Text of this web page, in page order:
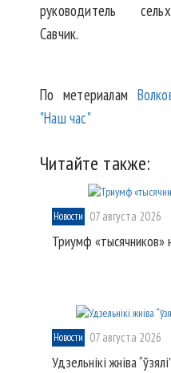
руководитель
Савчик.
По метериалам
"Наш час"
Читайте также:
Новости 07 августа 2026
Триумф «тысячников»
Новости 07 августа 2026
Удзельнікі жніва